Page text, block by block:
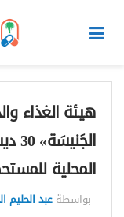
هيئة الغذاء
المحلية
بواسطة عبد الحليم